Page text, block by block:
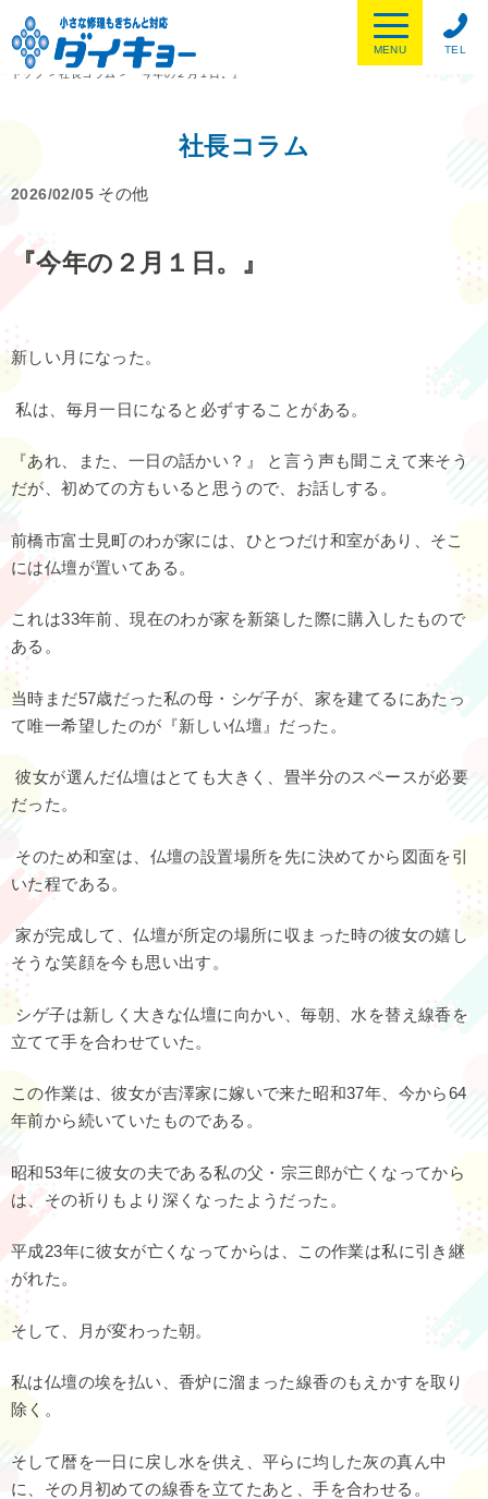
TEL
MENU
トップ
>社長コラム > 『今年の２月１日。』
社長コラム
2026/02/05 その他
『今年の２月１日。』
新しい月になった。
私は、毎月一日になると必ずすることがある。
『あれ、また、一日の話かい？』 と言う声も聞こえて来そう
だが、初めての方もいると思うので、お話しする。
前橋市富士見町のわが家には、ひとつだけ和室があり、そこ
には仏壇が置いてある。
これは33年前、現在のわが家を新築した際に購入したもので
ある。
当時まだ57歳だった私の母・シゲ子が、家を建てるにあたっ
て唯一希望したのが『新しい仏壇』だった。
彼女が選んだ仏壇はとても大きく、畳半分のスペースが必要
だった。
そのため和室は、仏壇の設置場所を先に決めてから図面を引
いた程である。
家が完成して、仏壇が所定の場所に収まった時の彼女の嬉し
そうな笑顔を今も思い出す。
シゲ子は新しく大きな仏壇に向かい、毎朝、水を替え線香を
立てて手を合わせていた。
この作業は、彼女が吉澤家に嫁いで来た昭和37年、今から64
年前から続いていたものである。
昭和53年に彼女の夫である私の父・宗三郎が亡くなってから
は、その祈りもより深くなったようだった。
平成23年に彼女が亡くなってからは、この作業は私に引き継
がれた。
そして、月が変わった朝。
私は仏壇の埃を払い、香炉に溜まった線香のもえかすを取り
除く。
そして暦を一日に戻し水を供え、平らに均した灰の真ん中
に、その月初めての線香を立てたあと、手を合わせる。